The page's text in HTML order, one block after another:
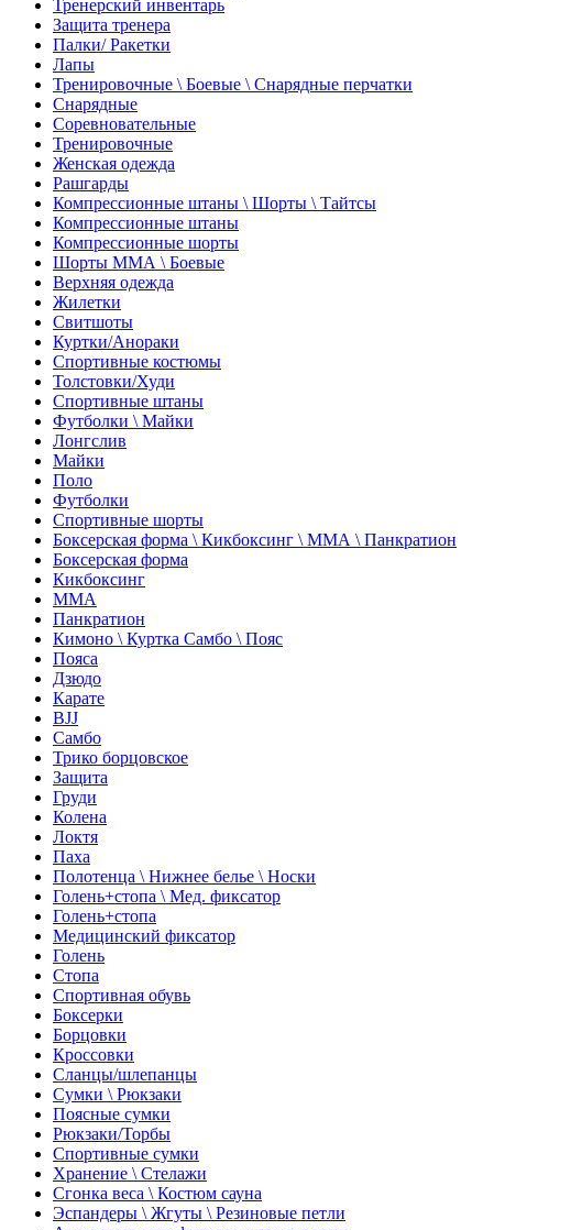
Тренерский инвентарь
Защита тренера
Палки/ Ракетки
Лапы
Тренировочные \ Боевые \ Снарядные перчатки
Снарядные
Соревновательные
Тренировочные
Женская одежда
Рашгарды
Компрессионные штаны \ Шорты \ Тайтсы
Компрессионные штаны
Компрессионные шорты
Шорты ММА \ Боевые
Верхняя одежда
Жилетки
Свитшоты
Куртки/Анораки
Спортивные костюмы
Толстовки/Худи
Спортивные штаны
Футболки \ Майки
Лонгслив
Майки
Поло
Футболки
Спортивные шорты
Боксерская форма \ Кикбоксинг \ ММА \ Панкратион
Боксерская форма
Кикбоксинг
ММА
Панкратион
Кимоно \ Куртка Самбо \ Пояс
Пояса
Дзюдо
Карате
BJJ
Самбо
Трико борцовское
Защита
Груди
Колена
Локтя
Паха
Полотенца \ Нижнее белье \ Носки
Голень+стопа \ Мед. фиксатор
Голень+стопа
Медицинский фиксатор
Голень
Стопа
Спортивная обувь
Боксерки
Борцовки
Кроссовки
Сланцы/шлепанцы
Сумки \ Рюкзаки
Поясные сумки
Рюкзаки/Торбы
Спортивные сумки
Хранение \ Стелажи
Сгонка веса \ Костюм сауна
Эспандеры \ Жгуты \ Резиновые петли